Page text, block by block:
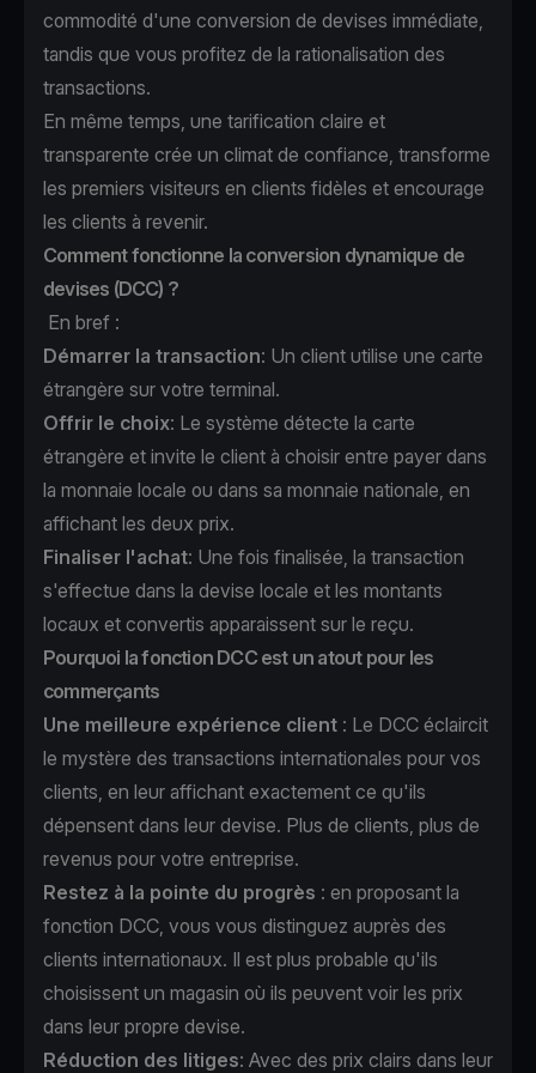
commodité d'une conversion de devises immédiate,
tandis que vous profitez de la rationalisation des
transactions.
En même temps, une tarification claire et
transparente crée un climat de confiance, transforme
les premiers visiteurs en clients fidèles et encourage
les clients à revenir.
Comment fonctionne la conversion dynamique de
devises (DCC) ?
En bref :
Démarrer la transaction: Un client utilise une carte
étrangère sur votre terminal.
Offrir le choix: Le système détecte la carte
étrangère et invite le client à choisir entre payer dans
la monnaie locale ou dans sa monnaie nationale, en
affichant les deux prix.
Finaliser l'achat: Une fois finalisée, la transaction
s'effectue dans la devise locale et les montants
locaux et convertis apparaissent sur le reçu.
Pourquoi la fonction DCC est un atout pour les
commerçants
Une meilleure expérience client : Le DCC éclaircit
le mystère des transactions internationales pour vos
clients, en leur affichant exactement ce qu'ils
dépensent dans leur devise. Plus de clients, plus de
revenus pour votre entreprise.
Restez à la pointe du progrès : en proposant la
fonction DCC, vous vous distinguez auprès des
clients internationaux. Il est plus probable qu'ils
choisissent un magasin où ils peuvent voir les prix
dans leur propre devise.
Réduction des litiges: Avec des prix clairs dans leur